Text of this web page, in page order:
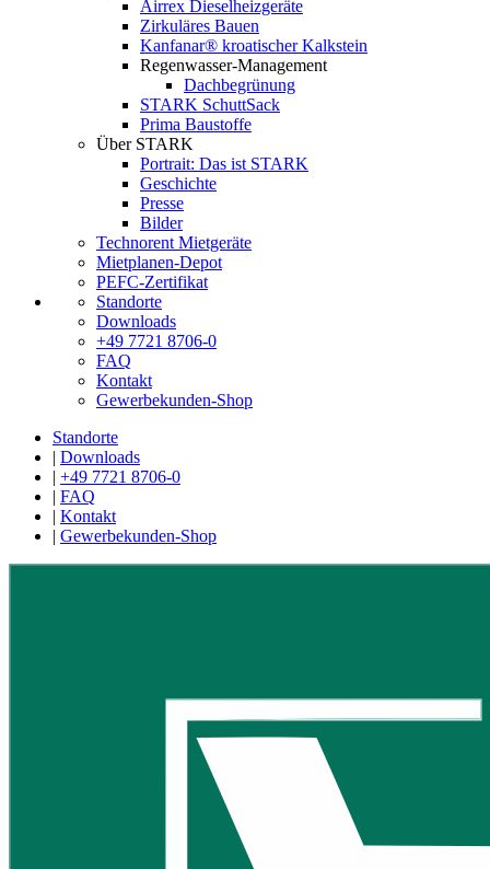
Airrex Dieselheizgeräte
Zirkuläres Bauen
Kanfanar® kroatischer Kalkstein
Regenwasser-Management
Dachbegrünung
STARK SchuttSack
Prima Baustoffe
Über STARK
Portrait: Das ist STARK
Geschichte
Presse
Bilder
Technorent Mietgeräte
Mietplanen-Depot
PEFC-Zertifikat
Standorte
Downloads
+49 7721 8706-0
FAQ
Kontakt
Gewerbekunden-Shop
Standorte
| Downloads
| +49 7721 8706-0
| FAQ
| Kontakt
| Gewerbekunden-Shop